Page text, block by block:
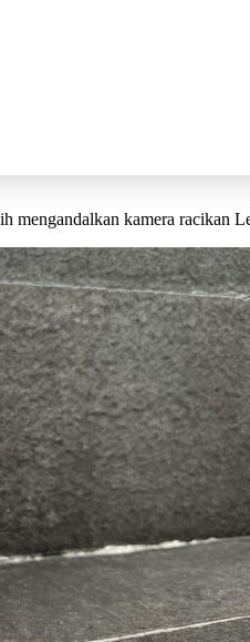
mengandalkan kamera racikan